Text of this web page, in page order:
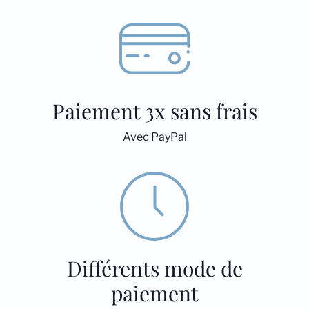
Paiement 3x sans frais
Avec PayPal
Différents mode de
paiement